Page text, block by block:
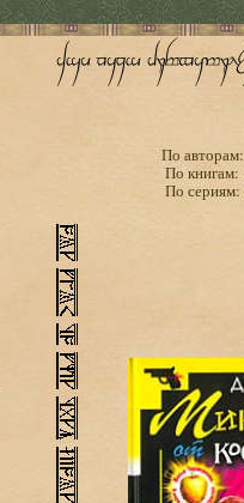
По авторам:
По книгам:
По сериям: